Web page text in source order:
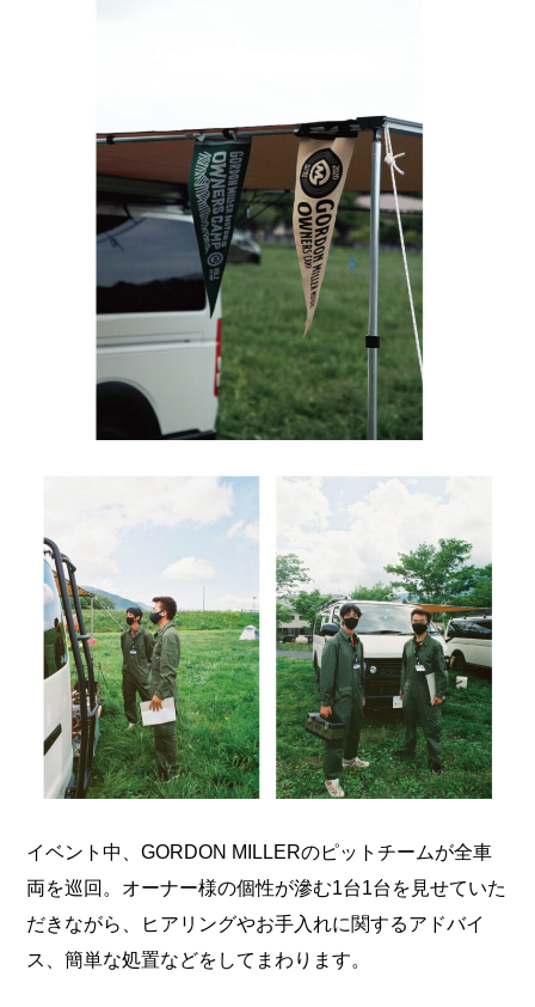
イベント中、GORDON MILLERのピットチームが全車
両を巡回。オーナー様の個性が滲む1台1台を見せていた
だきながら、ヒアリングやお手入れに関するアドバイ
ス、簡単な処置などをしてまわります。